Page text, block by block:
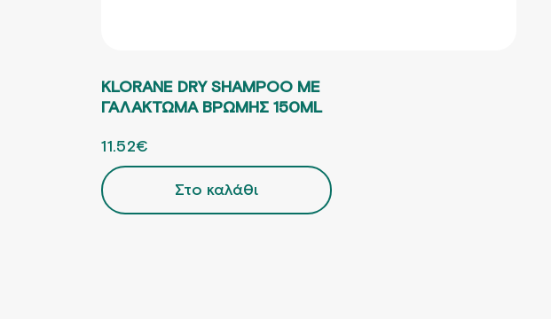
KLORANE DRY SHAMPOO ΜΕ
ΓΑΛΑΚΤΩΜΑ ΒΡΩΜΗΣ 150ML
ORIGINAL PRICE WAS: 14.40€.
11.52€
Στο καλάθι